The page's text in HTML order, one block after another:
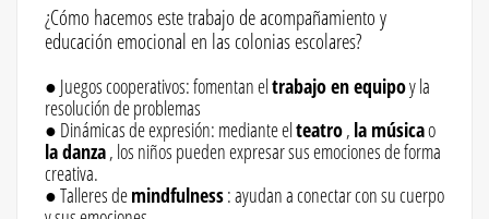
¿Cómo hacemos este trabajo de acompañamiento y
educación emocional en las colonias escolares?
● Juegos cooperativos: fomentan eltrabajo en equipoy la
resolución de problemas
● Dinámicas de expresión: mediante elteatro, la músicao
la danza, los niños pueden expresar sus emociones de forma
creativa.
● Talleres demindfulness: ayudan a conectar con su cuerpo